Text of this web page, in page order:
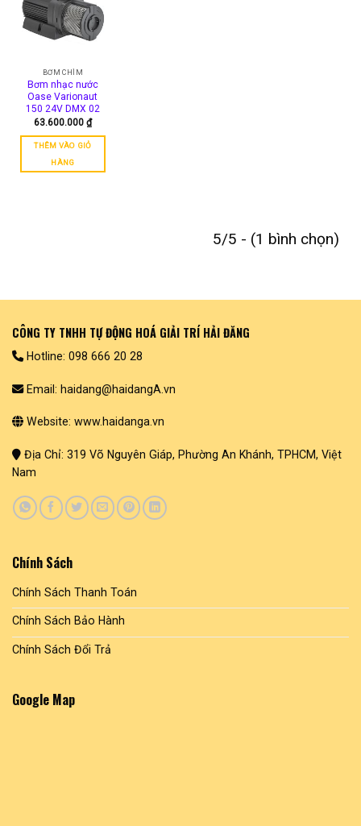
BƠM CHÌM
Bơm nhạc nước
Oase Varionaut
150 24V DMX 02
63.600.000 ₫
THÊM VÀO GIỎ
HÀNG
5/5 - (1 bình chọn)
CÔNG TY TNHH TỰ ĐỘNG HOÁ GIẢI TRÍ HẢI ĐĂNG
Hotline: 098 666 20 28
Email: haidang@haidangA.vn
Website: www.haidanga.vn
Địa Chỉ: 319 Võ Nguyên Giáp, Phường An Khánh, TPHCM, Việt
Nam
Chính Sách
Chính Sách Thanh Toán
Chính Sách Bảo Hành
Chính Sách Đổi Trả
Google Map